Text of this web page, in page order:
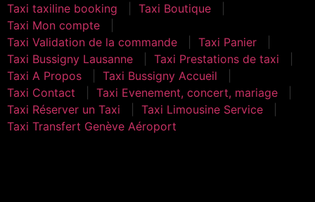
Taxi taxiline booking
Taxi Boutique
Taxi Mon compte
Taxi Validation de la commande
Taxi Panier
Taxi Bussigny Lausanne
Taxi Prestations de taxi
Taxi A Propos
Taxi Bussigny Accueil
Taxi Contact
Taxi Evenement, concert, mariage
Taxi Réserver un Taxi
Taxi Limousine Service
Taxi Transfert Genève Aéroport